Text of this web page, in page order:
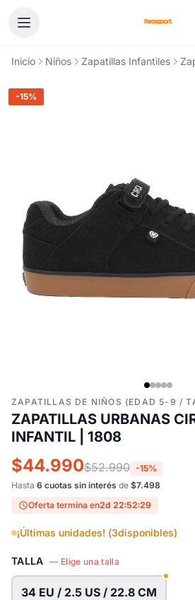
Inicio Niños Zapatillas Infantiles
-15%
ZAPATILLAS DE NIÑOS (EDAD 5-9 /
ZAPATILLAS URBANAS
INFANTIL | 1808
$44.990$52.990 -15%
Hasta 6 cuotas sin interés de $7.498
Oferta termina en2d 22:52:29
¡Últimas unidades! (3disponibles)
TALLA — Elige una talla
34 EU / 2.5 US / 22.8 CM